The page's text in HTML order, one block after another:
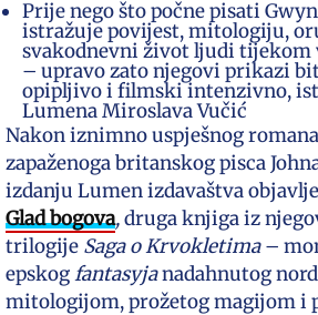
Prije nego što počne pisati
istražuje povijest, mitologiju,
svakodnevni život ljudi tijekom
– upravo zato njegovi prikazi
opipljivo i filmski intenzivno,
Lumena Miroslava Vučić
Nakon iznimno uspješnog romana
zapaženoga britanskog pisca
izdanju Lumen izdavaštva
Glad bogova,druga knjiga iz
trilogije Saga o Krvokletima–
epskogfantasyjanadahnutog
mitologijom, prožetog magijom i